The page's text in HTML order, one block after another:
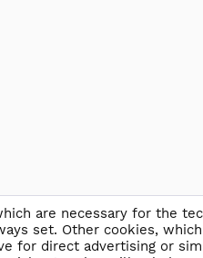
are necessary for the
set. Other cookies,
for direct advertising or